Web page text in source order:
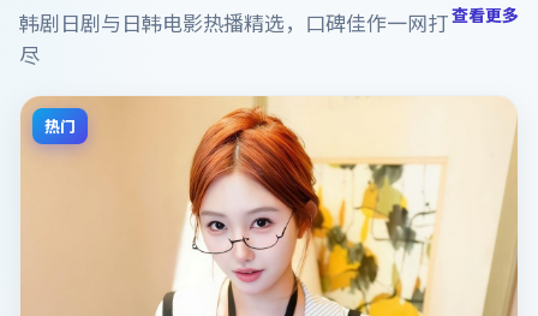
韩剧日剧与日韩电影热播精选，口碑佳作一网打
尽
查看更多
热门